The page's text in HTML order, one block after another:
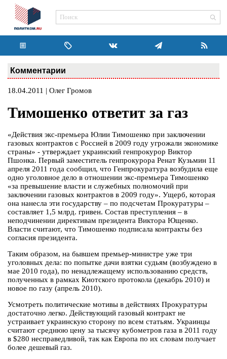
Комментарии
18.04.2011 | Олег Громов
Тимошенко ответит за газ
«Действия экс-премьера Юлии Тимошенко при заключении
газовых контрактов с Россией в 2009 году угрожали экономике
страны» - утверждает украинский генпрокурор Виктор
Пшонка. Первый заместитель генпрокурора Ренат Кузьмин 11
апреля 2011 года сообщил, что Генпрокуратура возбудила еще
одно уголовное дело в отношении экс-премьера Тимошенко
«за превышение власти и служебных полномочий при
заключении газовых контрактов в 2009 году». Ущерб, которая
она нанесла эти государству – по подсчетам Прокуратуры –
составляет 1,5 млрд. гривен. Состав преступления – в
неподчинении директивам президента Виктора Ющенко.
Власти считают, что Тимошенко подписала контракты без
согласия президента.
Таким образом, на бывшем премьер-министре уже три
уголовных дела: по попытке дачи взятки судьям (возбуждено в
мае 2010 года), по ненадлежащему использованию средств,
полученных в рамках Киотского протокола (декабрь 2010) и
новое по газу (апрель 2010).
Усмотреть политические мотивы в действиях Прокуратуры
достаточно легко. Действующий газовый контракт не
устраивает украинскую сторону по всем статьям. Украинцы
считают среднюю цену за тысячу кубометров газа в 2011 году
в $280 несправедливой, так как Европа по их словам получает
более дешевый газ.